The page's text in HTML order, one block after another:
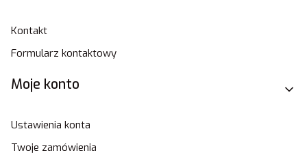
Kontakt
Formularz kontaktowy
Moje konto
Ustawienia konta
Twoje zamówienia